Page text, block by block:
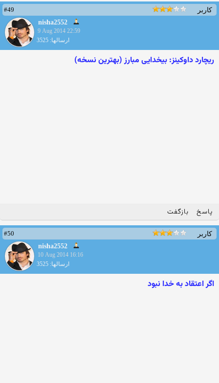
کاربر
#49
nisha2552
9 Aug 2014 22:59
ارسالها: 3525
ریچارد داوکینز: بیخدایی مبارز (بهترین نسخه)
پاسخ بازگفت
کاربر
#50
nisha2552
10 Aug 2014 16:16
ارسالها: 3525
اگر اعتقاد به خدا نبود